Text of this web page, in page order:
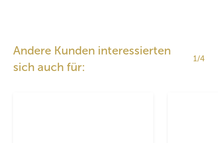
Andere Kunden interessierten
sich auch für:
1/4